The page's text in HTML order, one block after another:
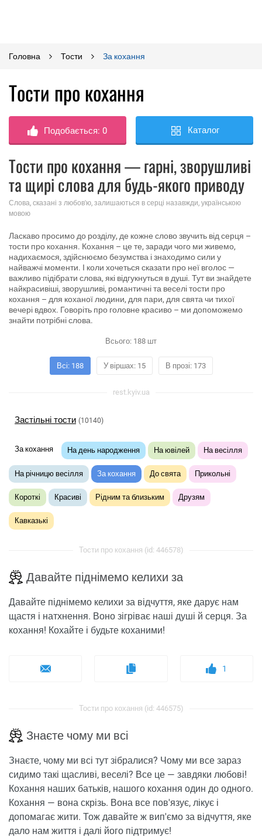
Головна Тости За кохання
Тости про кохання
Подобається:0 Каталог
Тости про кохання — гарні, зворушливі
та щирі слова для будь-якого приводу
Слова, сказані з любов'ю, залишаються в серці назавжди, українською
мовою
Ласкаво просимо до розділу, де кожне слово звучить від серця –
тости про кохання. Кохання – це те, заради чого ми живемо,
надихаємося, здійснюємо безумства і знаходимо сили у
найважчі моменти. І коли хочеться сказати про неї вголос —
важливо підібрати слова, які відгукнуться в душі. Тут ви знайдете
найкрасивіші, зворушливі, романтичні та веселі тости про
кохання – для коханої людини, для пари, для свята чи тихої
вечері вдвох. Говоріть про головне красиво – ми допоможемо
знайти потрібні слова.
Всього: 188 шт
Всі: 188 У віршах: 15 В прозі: 173
rest.kyiv.ua
Застільні тости (10140)
За кохання На день народження На ювілей На весілля
На річницю весілля За кохання До свята Прикольні
Короткі Красиві Рідним та близьким Друзям
Кавказькі
Тости про кохання (id: 446578)
Давайте піднімемо келихи за
Давайте піднімемо келихи за відчуття, яке дарує нам
щастя і натхнення. Воно зігріває наші душі й серця. За
кохання! Кохайте і будьте коханими!
1
Тости про кохання (id: 446575)
Знаєте чому ми всі
Знаєте, чому ми всі тут зібралися? Чому ми все зараз
сидимо такі щасливі, веселі? Все це — завдяки любові!
Кохання наших батьків, нашого кохання один до одного.
Кохання — вона скрізь. Вона все пов'язує, лікує і
допомагає жити. Тож давайте ж вип'ємо за відчуття, яке
дало нам життя і далі його підтримує!